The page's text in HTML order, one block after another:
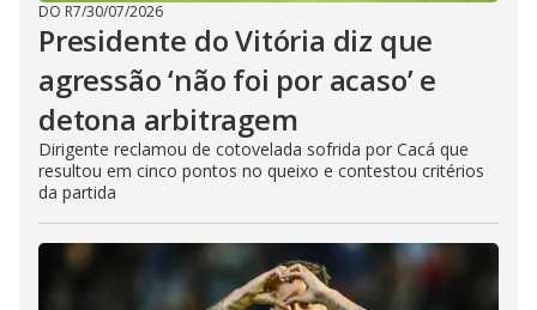
DO R7/30/07/2026
Presidente do Vitória diz que
agressão ‘não foi por acaso’ e
detona arbitragem
Dirigente reclamou de cotovelada sofrida por Cacá que
resultou em cinco pontos no queixo e contestou critérios
da partida